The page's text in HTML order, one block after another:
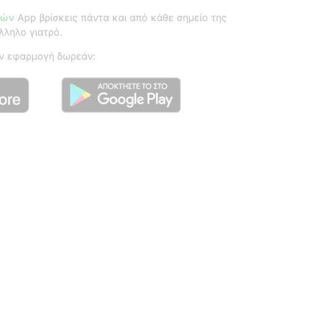
App βρίσκεις πάντα και από κάθε σημείο της
γιατρό.
εφαρμογή δωρεάν: